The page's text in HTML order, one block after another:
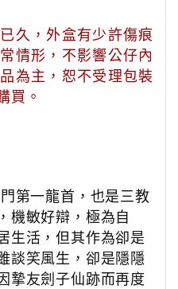
久，外盒有少許傷痕
情形，不影響公仔內
為主，恕不受理包裝
買。
第一龍首，也是三教
機敏好辯，極為自
生活，但其作為卻是
談笑風生，卻是隱隱
摯友劍子仙跡而再度